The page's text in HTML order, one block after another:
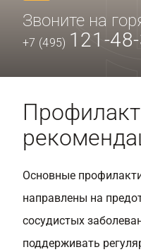
Звоните на
+7 (495) 121-
Основные
направлены на
сосудистых
поддерживать